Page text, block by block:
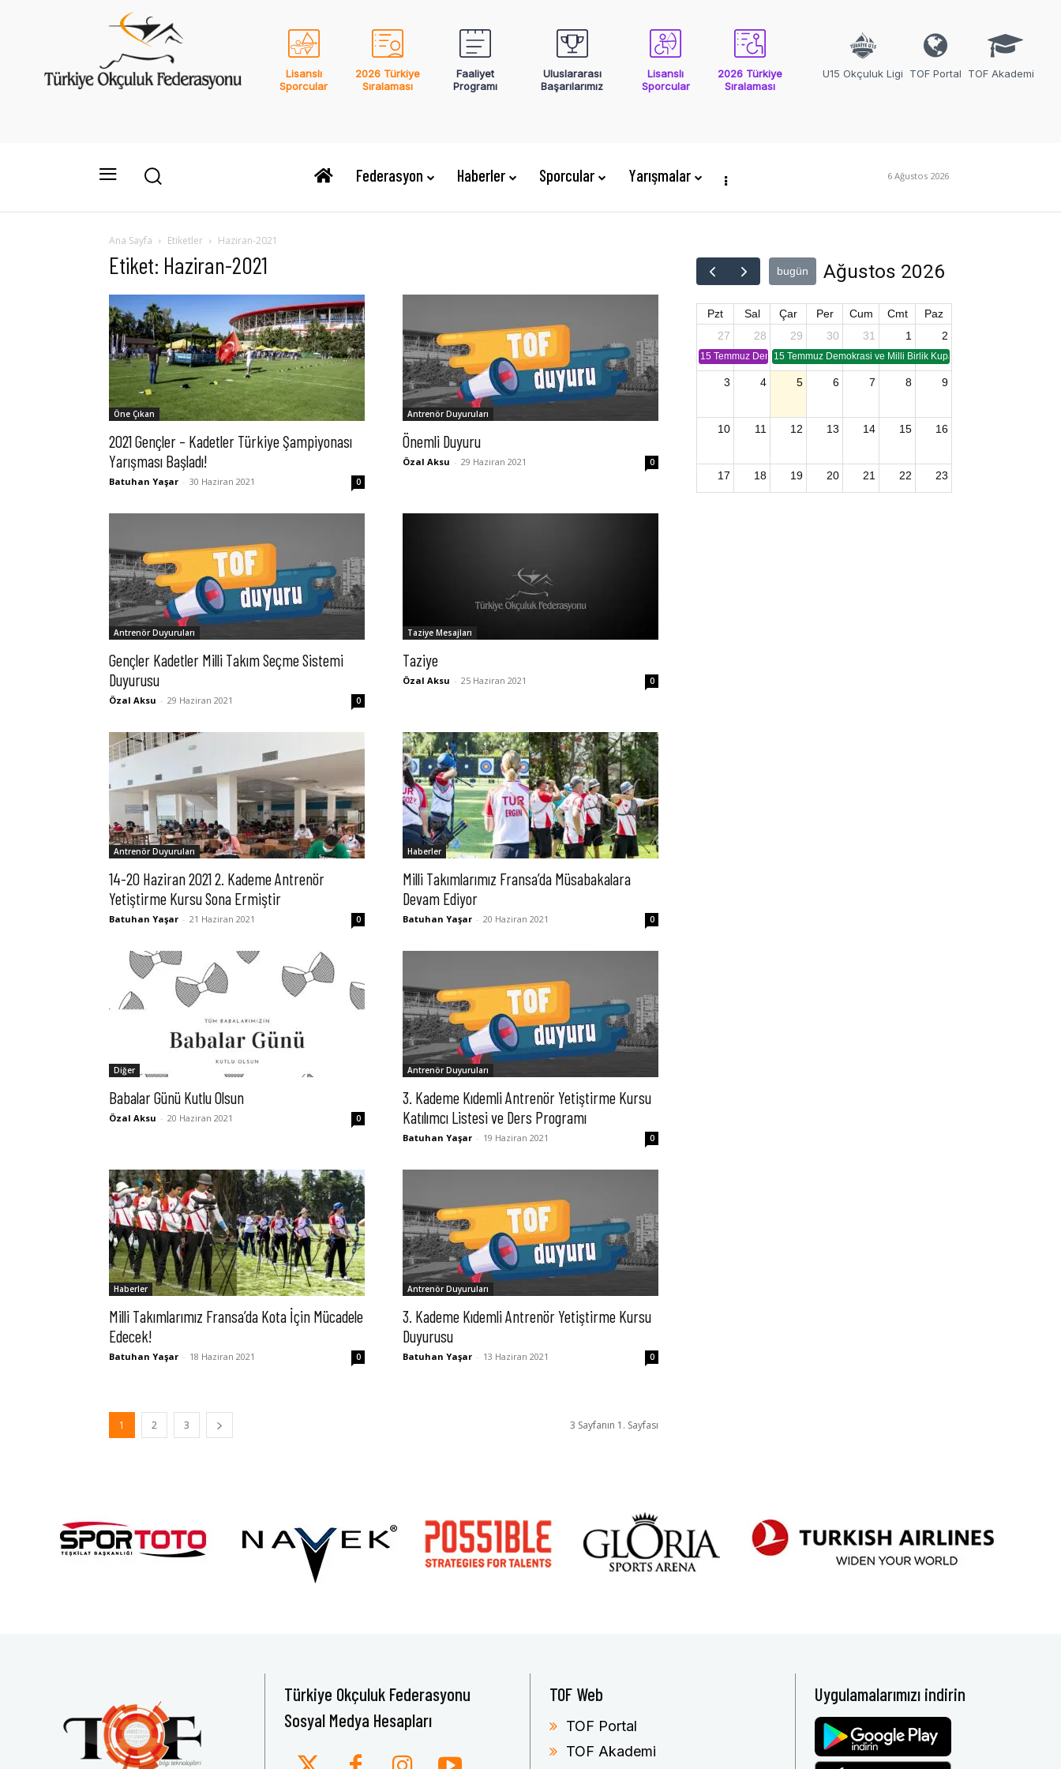
Lisanslı
Sporcular
2026 Türkiye
Sıralaması
Faaliyet
Programı
Uluslararası
Başarılarımız
Lisanslı
Sporcular
2026 Türkiye
Sıralaması
U15 Okçuluk Ligi TOF Portal TOF Akademi
Federasyon Haberler Sporcular Yarışmalar 6 Ağustos 2026
Ana Sayfa Etiketler Haziran-2021
Etiket: Haziran-2021
Öne Çıkan
2021 Gençler – Kadetler Türkiye Şampiyonası
Yarışması Başladı!
Batuhan Yaşar - 30 Haziran 2021 0
Antrenör Duyuruları
Önemli Duyuru
Özal Aksu - 29 Haziran 2021 0
Antrenör Duyuruları
Gençler Kadetler Milli Takım Seçme Sistemi
Duyurusu
Özal Aksu - 29 Haziran 2021 0
Taziye Mesajları
Taziye
Özal Aksu - 25 Haziran 2021 0
Antrenör Duyuruları
14-20 Haziran 2021 2. Kademe Antrenör
Yetiştirme Kursu Sona Ermiştir
Batuhan Yaşar - 21 Haziran 2021 0
Haberler
Milli Takımlarımız Fransa’da Müsabakalara
Devam Ediyor
Batuhan Yaşar - 20 Haziran 2021 0
Diğer
Babalar Günü Kutlu Olsun
Özal Aksu - 20 Haziran 2021 0
Antrenör Duyuruları
3. Kademe Kıdemli Antrenör Yetiştirme Kursu
Katılımcı Listesi ve Ders Programı
Batuhan Yaşar - 19 Haziran 2021 0
Haberler
Milli Takımlarımız Fransa’da Kota İçin Mücadele
Edecek!
Batuhan Yaşar - 18 Haziran 2021 0
Antrenör Duyuruları
3. Kademe Kıdemli Antrenör Yetiştirme Kursu
Duyurusu
Batuhan Yaşar - 13 Haziran 2021 0
1 2 3 3 Sayfanın 1. Sayfası
bugün Ağustos 2026
Pzt Sal Çar Per Cum Cmt
Paz
27
15 Temmuz Demokrasi ve Birlik Kupası (TSP -2)
28 29
15 Temmuz Demokrasi ve Milli Birlik Kupası 2. Ayak (TSP 2)
30 31 1 2
3 4 5 6 7 8 9
10 11 12 13 14 15 16
17 18 19 20 21 22 23
Türkiye Okçuluk Federasyonu
Sosyal Medya Hesapları
TOF Web
TOF Portal
TOF Akademi
Uygulamalarımızı indirin